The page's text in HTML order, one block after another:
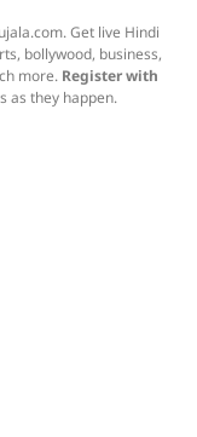
Get live Hindi
bollywood, business,
more. Register with
as they happen.